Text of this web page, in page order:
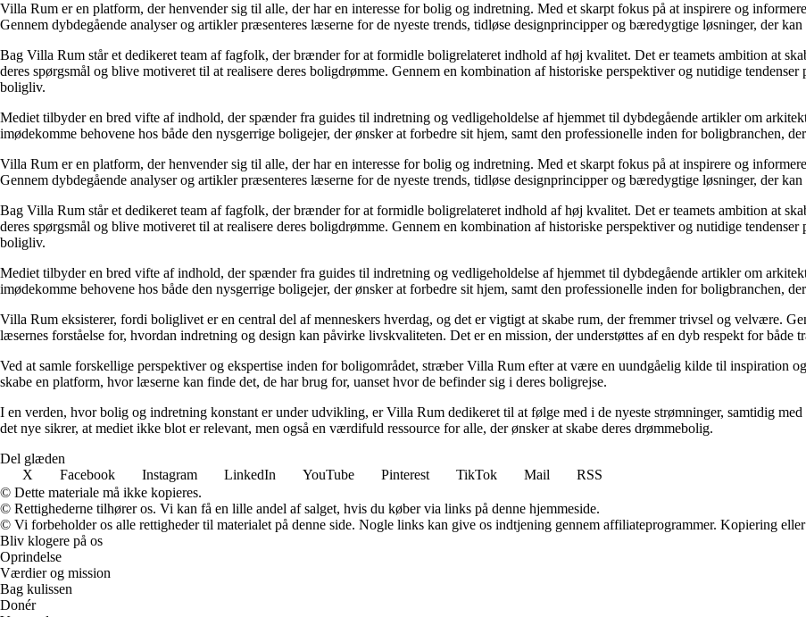
Villa Rum er en platform, der henvender sig til alle, der har en interesse for bolig og indretning. Med et skarpt fokus på at inspirere og
Gennem dybdegående analyser og artikler præsenteres læserne for de nyeste trends, tidløse designprincipper og bæredygtige løsninger, der
Bag Villa Rum står et dedikeret team af fagfolk, der brænder for at formidle boligrelateret indhold af høj kvalitet. Det er teamets ambition at
deres spørgsmål og blive motiveret til at realisere deres boligdrømme. Gennem en kombination af historiske perspektiver og nutidige
boligliv.
Mediet tilbyder en bred vifte af indhold, der spænder fra guides til indretning og vedligeholdelse af hjemmet til dybdegående artikler om
imødekomme behovene hos både den nysgerrige boligejer, der ønsker at forbedre sit hjem, samt den professionelle inden for boligbranchen,
Villa Rum er en platform, der henvender sig til alle, der har en interesse for bolig og indretning. Med et skarpt fokus på at inspirere og
Gennem dybdegående analyser og artikler præsenteres læserne for de nyeste trends, tidløse designprincipper og bæredygtige løsninger, der
Bag Villa Rum står et dedikeret team af fagfolk, der brænder for at formidle boligrelateret indhold af høj kvalitet. Det er teamets ambition at
deres spørgsmål og blive motiveret til at realisere deres boligdrømme. Gennem en kombination af historiske perspektiver og nutidige
boligliv.
Mediet tilbyder en bred vifte af indhold, der spænder fra guides til indretning og vedligeholdelse af hjemmet til dybdegående artikler om
imødekomme behovene hos både den nysgerrige boligejer, der ønsker at forbedre sit hjem, samt den professionelle inden for boligbranchen,
Villa Rum eksisterer, fordi boliglivet er en central del af menneskers hverdag, og det er vigtigt at skabe rum, der fremmer trivsel og velvære.
læsernes forståelse for, hvordan indretning og design kan påvirke livskvaliteten. Det er en mission, der understøttes af en dyb respekt for
Ved at samle forskellige perspektiver og ekspertise inden for boligområdet, stræber Villa Rum efter at være en uundgåelig kilde til inspiration
skabe en platform, hvor læserne kan finde det, de har brug for, uanset hvor de befinder sig i deres boligrejse.
I en verden, hvor bolig og indretning konstant er under udvikling, er Villa Rum dedikeret til at følge med i de nyeste strømninger, samtidig
det nye sikrer, at mediet ikke blot er relevant, men også en værdifuld ressource for alle, der ønsker at skabe deres drømmebolig.
Del glæden
X
Facebook Instagram LinkedIn YouTube Pinterest TikTok Mail
RSS
© Dette materiale må ikke kopieres.
© Rettighederne tilhører os. Vi kan få en lille andel af salget, hvis du køber via links på denne hjemmeside.
© Vi forbeholder os alle rettigheder til materialet på denne side. Nogle links kan give os indtjening gennem affiliateprogrammer. Kopiering
Bliv klogere på os
Oprindelse
Værdier og mission
Bag kulissen
Donér